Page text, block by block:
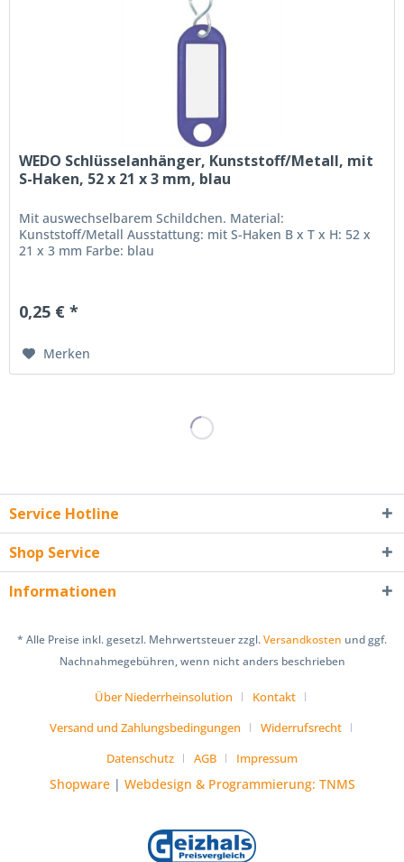
WEDO Schlüsselanhänger, Kunststoff/Metall, mit
S-Haken, 52 x 21 x 3 mm, blau
Mit auswechselbarem Schildchen. Material:
Kunststoff/Metall Ausstattung: mit S-Haken B x T x H: 52 x
21 x 3 mm Farbe: blau
0,25 € *
Merken
Service Hotline
Shop Service
Informationen
* Alle Preise inkl. gesetzl. Mehrwertsteuer zzgl.Versandkosten und ggf.
Nachnahmegebühren, wenn nicht anders beschrieben
Über Niederrheinsolution
Kontakt
Versand und Zahlungsbedingungen
Widerrufsrecht
Datenschutz
AGB Impressum
Shopware| Webdesign & Programmierung: TNMS